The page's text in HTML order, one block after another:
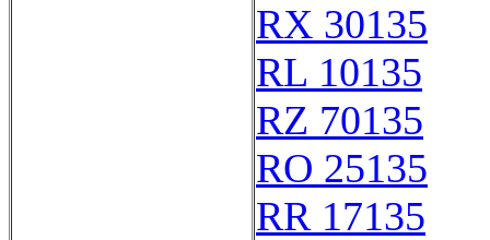
RX 30135
RL 10135
RZ 70135
RO 25135
RR 17135